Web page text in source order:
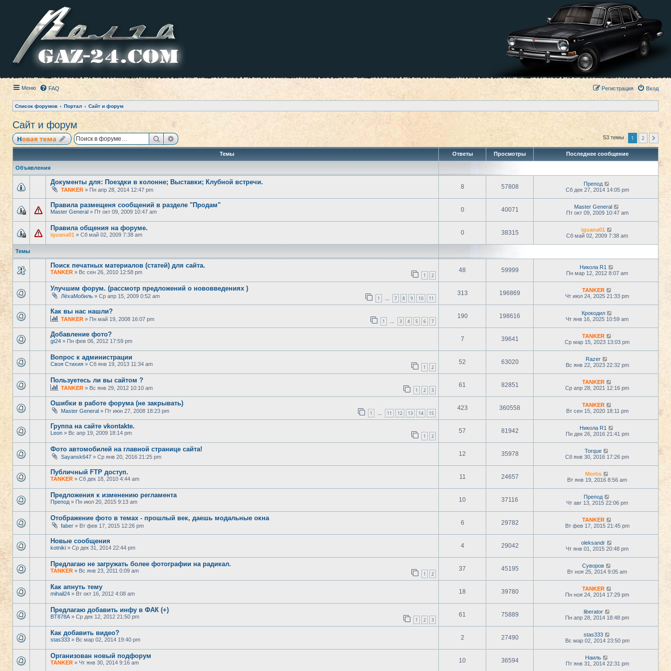
Меню FAQ Вход
Регистрация
Список форумов Портал Сайт и форум
Сайт и форум
Новая тема ПоискРасширенный поиск 53 темы 1 2
Темы Ответы Просмотры Последнее сообщение
Объявления
Документы для: Поездки в колонне; Выставки; Клубной встречи.
TANKER » Пн апр 28, 2014 12:47 pm 8 57808
Препод
Сб дек 27, 2014 14:05 pm
Правила размещеня сообщений в разделе "Продам"
Master General » Пт окт 09, 2009 10:47 am 0 40071
Master General
Пт окт 09, 2009 10:47 am
Правила общения на форуме.
iguana01 » Сб май 02, 2009 7:38 am 0 38315
iguana01
Сб май 02, 2009 7:38 am
Темы
Поиск печатных материалов (статей) для сайта.
TANKER » Вс сен 26, 2010 12:58 pm 1 2
48 59999
Никола R1
Пн мар 12, 2012 8:07 am
Улучшим форум. (рассмотр предложений о нововведениях )
ЛёхаМобиль » Ср апр 15, 2009 0:52 am 1 … 7 8 9 10 11
313 196869
TANKER
Чт июл 24, 2025 21:33 pm
Как вы нас нашли?
TANKER » Пн май 19, 2008 16:07 pm 1 … 3 4 5 6 7
190 198616
Крокодил
Чт янв 16, 2025 10:59 am
Добавление фото?
gt24 » Пн фев 06, 2012 17:59 pm 7 39641
TANKER
Ср мар 15, 2023 13:03 pm
Вопрос к администрации
Своя Стихия » Сб янв 19, 2013 11:34 am 1 2
52 63020
Razer
Вс янв 22, 2023 22:32 pm
Пользуетесь ли вы сайтом ?
TANKER » Вс янв 29, 2012 10:10 am 1 2 3
61 82851
TANKER
Ср апр 28, 2021 12:16 pm
Ошибки в работе форума (не закрывать)
Master General » Пт июн 27, 2008 18:23 pm 1 … 11 12 13 14 15
423 360558
TANKER
Вт сен 15, 2020 18:11 pm
Группа на сайте vkontakte.
Leon » Вс апр 19, 2009 18:14 pm 1 2
57 81942
Никола R1
Пн дек 26, 2016 21:41 pm
Фото автомобилей на главной странице сайта!
Sayansk647 » Ср янв 20, 2016 21:25 pm 12 35978
Torque
Сб янв 30, 2016 17:26 pm
Публичный FTP доступ.
TANKER » Сб дек 18, 2010 4:44 am 11 24657
Mortis
Вт янв 19, 2016 8:56 am
Предложения к изменению регламента
Препод » Пн июл 20, 2015 9:13 am 10 37116
Препод
Чт авг 13, 2015 22:06 pm
Отображение фото в темах - прошлый век, даешь модальные окна
faber » Вт фев 17, 2015 12:26 pm 6 29782
TANKER
Вт фев 17, 2015 21:45 pm
Новые сообщения
kotniki » Ср дек 31, 2014 22:44 pm 4 29042
oleksandr
Чт янв 01, 2015 20:48 pm
Предлагаю не загружать более фотографии на радикал.
TANKER » Вс янв 23, 2011 0:09 am 1 2
37 45195
Суворов
Вт ноя 25, 2014 9:05 am
Как апнуть тему
mihail24 » Вт окт 16, 2012 4:08 am 18 39780
TANKER
Пн ноя 24, 2014 17:29 pm
Предлагаю добавить инфу в ФАК (+)
BT878A » Ср дек 12, 2012 21:50 pm 1 2 3
61 75889
liberator
Пн апр 28, 2014 18:48 pm
Как добавить видео?
stas333 » Вс мар 02, 2014 19:40 pm 2 27490
stas333
Вс мар 02, 2014 23:50 pm
Организован новый подфорум
TANKER » Чт янв 30, 2014 9:16 am 10 36594
Наиль
Пт янв 31, 2014 22:31 pm